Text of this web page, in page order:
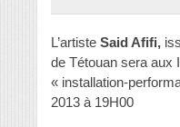
L’artiste Said Afifi,
de Tétouan sera aux
« installation-
2013 à 19H00